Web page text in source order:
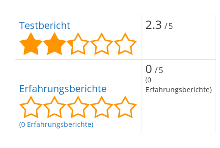
Testbericht 2.3 /5
Erfahrungsberichte
(0 Erfahrungsberichte)
0 /5
(0
Erfahrungsberichte)